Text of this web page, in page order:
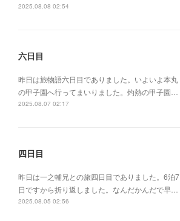
2025.08.08 02:54
六日目
昨日は旅物語六日目でありました。いよいよ本丸
の甲子園へ行ってまいりました。灼熱の甲子園…
2025.08.07 02:17
四日目
昨日は一之輔兄との旅四日目でありました。6泊7
日ですから折り返しました。なんだかんだで早…
2025.08.05 02:56